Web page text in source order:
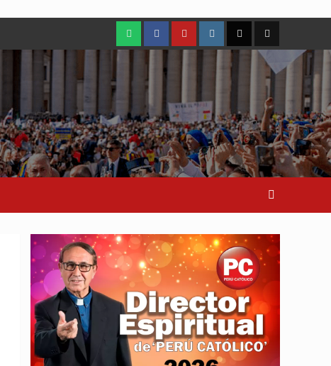
WhatsAppFacebookYoutubeInstagram
X TikTok